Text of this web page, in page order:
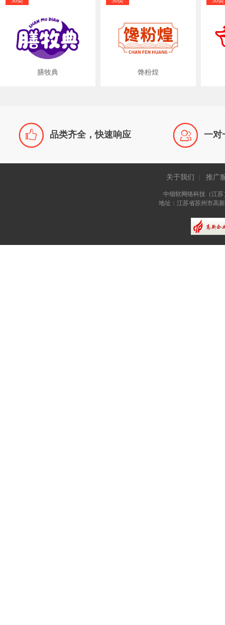
膳牧典 馋粉煌
 品类齐全，快速响应  一对
关于我们 推广
中细软网络科技（江
地址：江苏省苏州市高